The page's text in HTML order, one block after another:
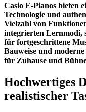
Casio E-Pianos bieten
Technologie und
Vielzahl von
integrierten Lernmodi,
für fortgeschrittene
Bauweise und
für Zuhause und
Hochwertiges
realistischer